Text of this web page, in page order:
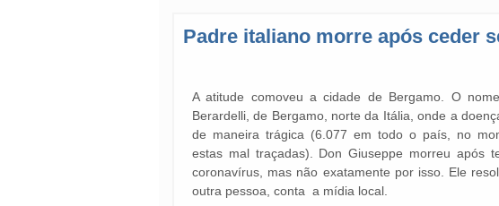
Padre italiano morre após ceder
A atitude comoveu a cidade de Bergamo. O
Berardelli, de Bergamo, norte da Itália, onde a
de maneira trágica (6.077 em todo o país, no
estas mal traçadas). Don Giuseppe morreu após
coronavírus, mas não exatamente por isso. Ele
outra pessoa, conta a mídia local.